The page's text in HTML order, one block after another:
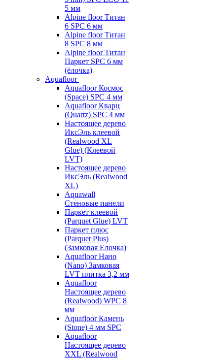
5 мм
Alpine floor Титан
6 SPC 6 мм
Alpine floor Титан
8 SPC 8 мм
Alpine floor Титан
Паркет SPC 6 мм
(ёлочка)
Aquafloor
Aquafloor Космос
(Space) SPC 4 мм
Aquafloor Кварц
(Quartz) SPC 4 мм
Настоящее дерево
ИксЭль клеевой
(Realwood XL
Glue) (Клеевой
LVT)
Настоящее дерево
ИксЭль (Realwood
XL)
Aquawall
Стеновые панели
Паркет клеевой
(Parquet Glue) LVT
Паркет плюс
(Parquet Plus)
(Замковая Елочка)
Aquafloor Нано
(Nano) Замковая
LVT плитка 3,2 мм
Aquafloor
Настоящее дерево
(Realwood) WPC 8
мм
Aquafloor Камень
(Stone) 4 мм SPC
Aquafloor
Настоящее дерево
XXL (Realwood